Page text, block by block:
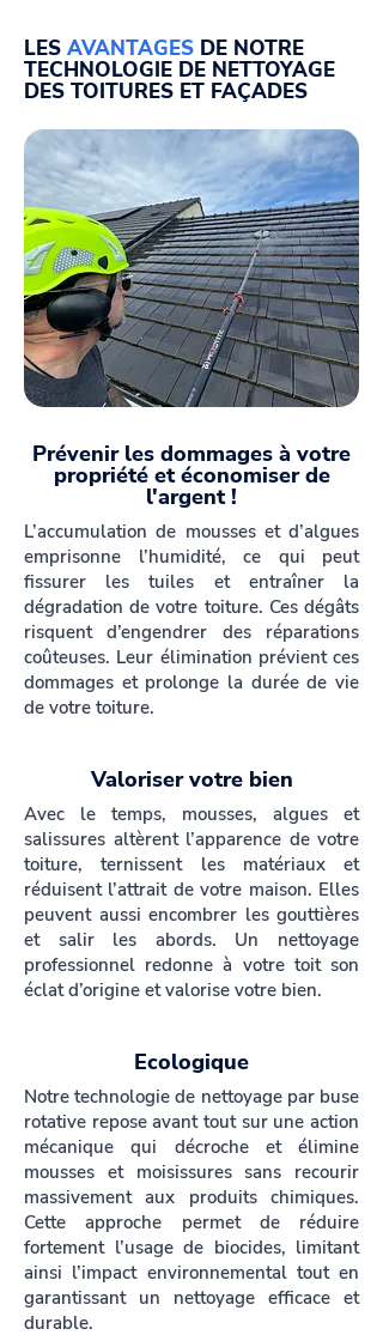
LES AVANTAGES DE NOTRE
TECHNOLOGIE DE NETTOYAGE
DES TOITURES ET FAÇADES
Prévenir les dommages à votre
propriété et économiser de
l'argent !
L’accumulation de mousses et d’algues
emprisonne l’humidité, ce qui peut
fissurer les tuiles et entraîner la
dégradation de votre toiture. Ces dégâts
risquent d’engendrer des réparations
coûteuses. Leur élimination prévient ces
dommages et prolonge la durée de vie
de votre toiture.
Valoriser votre bien
Avec le temps, mousses, algues et
salissures altèrent l’apparence de votre
toiture, ternissent les matériaux et
réduisent l’attrait de votre maison. Elles
peuvent aussi encombrer les gouttières
et salir les abords. Un nettoyage
professionnel redonne à votre toit son
éclat d’origine et valorise votre bien.
Ecologique
Notre technologie de nettoyage par buse
rotative repose avant tout sur une action
mécanique qui décroche et élimine
mousses et moisissures sans recourir
massivement aux produits chimiques.
Cette approche permet de réduire
fortement l’usage de biocides, limitant
ainsi l’impact environnemental tout en
garantissant un nettoyage efficace et
durable.